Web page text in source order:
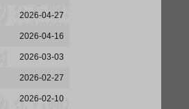
2026-04-27
2026-04-16
2026-03-03
2026-02-27
2026-02-10